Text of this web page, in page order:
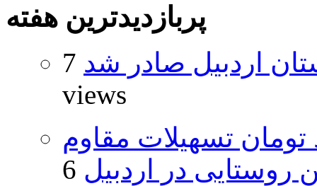
پربازدیدترین هفته
اردبیل صادر شد 7
views
و ۴۸۰ میلیارد تومان تسهیلات مقاوم
در اردبیل